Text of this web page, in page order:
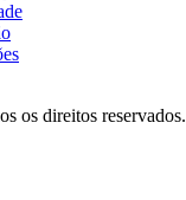
os direitos reservados.